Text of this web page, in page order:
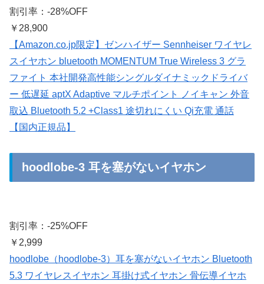
割引率：-28%OFF
￥28,900
【Amazon.co.jp限定】ゼンハイザー Sennheiser ワイヤレ
スイヤホン bluetooth MOMENTUM True Wireless 3 グラ
ファイト 本社開発高性能シングルダイナミックドライバ
ー 低遅延 aptX Adaptive マルチポイント ノイキャン 外音
取込 Bluetooth 5.2 +Class1 途切れにくい Qi充電 通話
【国内正規品】
hoodlobe-3 耳を塞がないイヤホン
割引率：-25%OFF
￥2,999
hoodlobe（hoodlobe-3）耳を塞がないイヤホン Bluetooth
5.3 ワイヤレスイヤホン 耳掛け式イヤホン 骨伝導イヤホ